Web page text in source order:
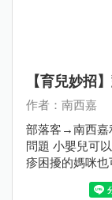
【育兒妙招
作者：南西嘉
部落客→南西嘉
問題 小嬰兒可
疹困擾的媽咪也